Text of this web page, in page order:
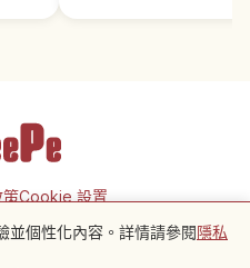
附近景點
策Cookie 設置
個性化內容。詳情請參閱隱私